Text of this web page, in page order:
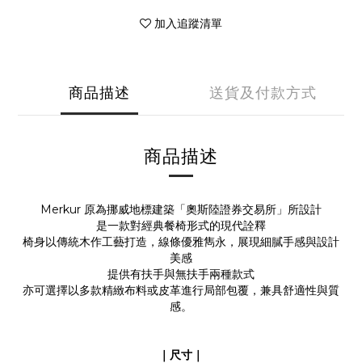
加入追蹤清單
商品描述 送貨及付款方式
商品描述
Merkur 原為挪威地標建築「奧斯陸證券交易所」所設計
是一款對經典餐椅形式的現代詮釋
椅身以傳統木作工藝打造，線條優雅雋永，展現細膩手感與設計
美感
提供有扶手與無扶手兩種款式
亦可選擇以多款精緻布料或皮革進行局部包覆，兼具舒適性與質
感。
｜尺寸 ｜